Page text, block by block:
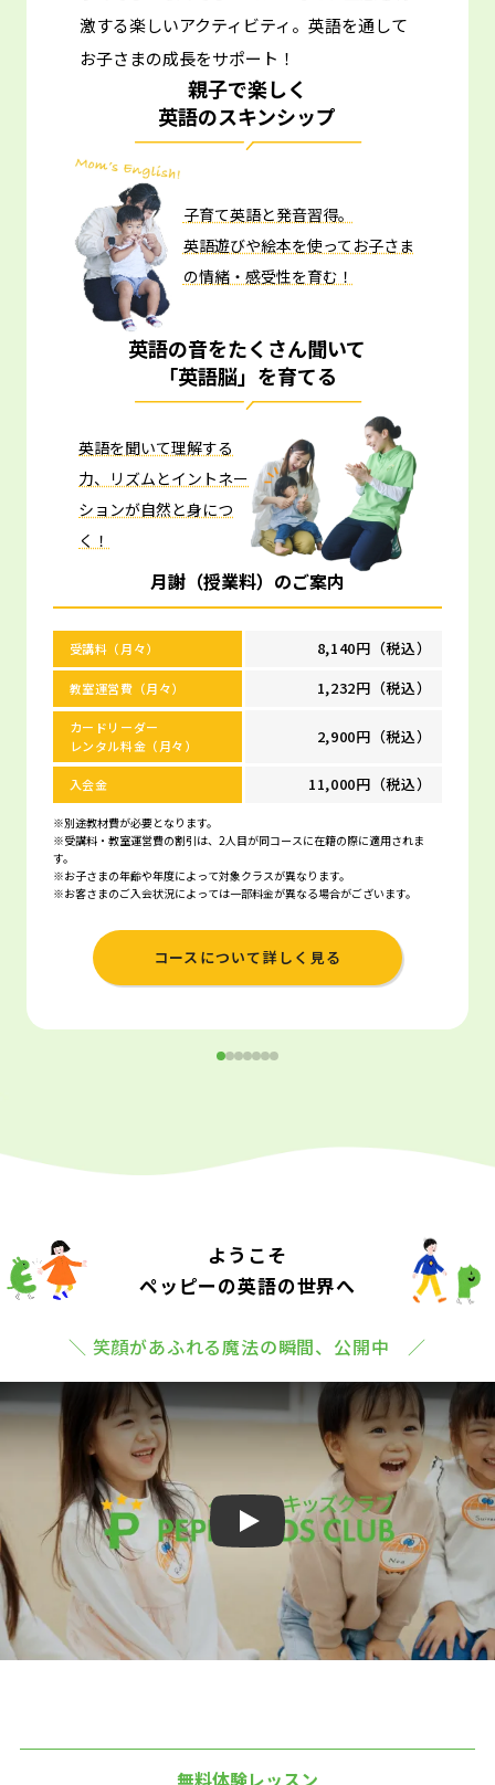
激する楽しいアクティビティ。 英語を通して
お子さまの成長をサポート！
親子で楽しく
英語のスキンシップ
子育て英語と発音習得。
英語遊びや絵本を使ってお子さま
の情緒・感受性を育む！
英語の音をたくさん聞いて
「英語脳」を育てる
英語を聞いて理解する
力、リズムとイントネー
ションが自然と身につ
く！
月謝（授業料）のご案内
受講料（月々） 8,140円（税込）
教室運営費（月々） 1,232円（税込）
カードリーダー
レンタル料金（月々）
2,900円（税込）
入会金 11,000円（税込）
※別途教材費が必要となります。
※受講料・教室運営費の割引は、2人目が同コースに在籍の際に適用されま
す。
※お子さまの年齢や年度によって対象クラスが異なります。
※お客さまのご入会状況によっては一部料金が異なる場合がございます。
コースについて詳しく見る
ようこそ
ペッピーの英語の世界へ
＼ 笑顔があふれる魔法の瞬間、公開中 ／
Play
無料体験レッスン